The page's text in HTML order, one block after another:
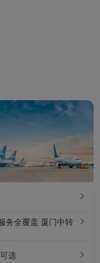
务全覆盖 厦门中转
选